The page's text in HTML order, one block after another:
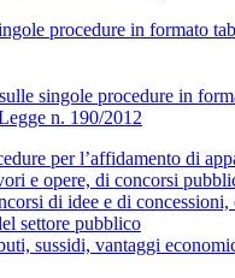
procedure in formato
singole procedure in
n. 190/2012
per l’affidamento di
e opere, di concorsi
di idee e di
settore pubblico
sussidi, vantaggi